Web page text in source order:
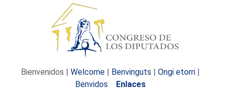
Bienvenidos | Welcome | Benvinguts | Ongi etorri |
Benvidos
Enlaces